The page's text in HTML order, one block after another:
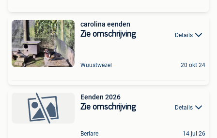
carolina eenden
Zie omschrijving Details
Wuustwezel 20 okt 24
Eenden 2026
Zie omschrijving Details
Berlare 14 jul 26